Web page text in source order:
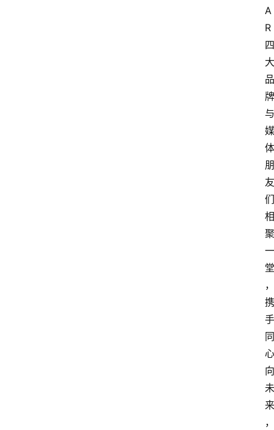
A
R
四
大
品
牌
与
媒
体
朋
友
们
相
聚
一
堂
，
携
手
同
心
向
未
来
，